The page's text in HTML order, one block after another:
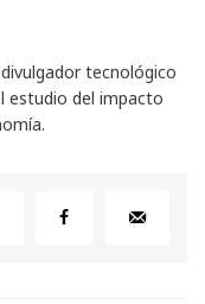
tecnológico
estudio del impacto